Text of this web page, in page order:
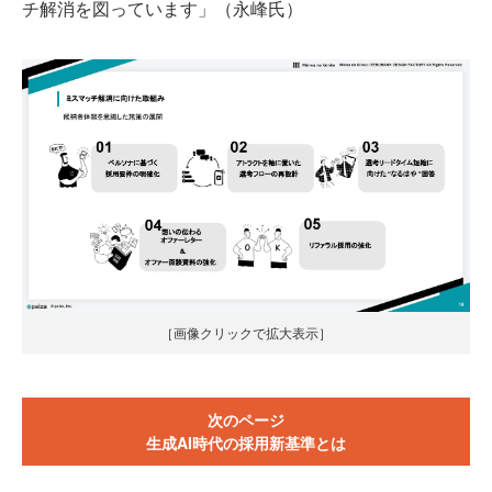
チ解消を図っています」（永峰氏）
［画像クリックで拡大表示］
次のページ
生成AI時代の採用新基準とは